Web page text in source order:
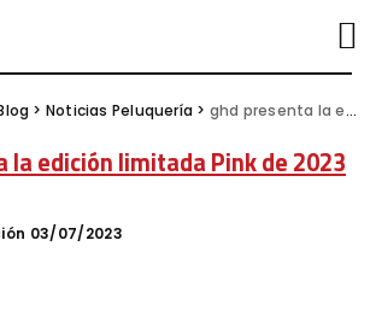
> Noticias Peluquería > ghd presenta la edición limitada Pink de 2023
la edición limitada Pink de 2023
03/07/2023